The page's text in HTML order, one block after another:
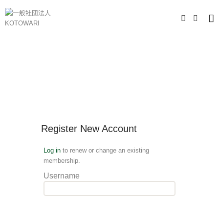
Register New Account
Log in to renew or change an existing
membership.
Username